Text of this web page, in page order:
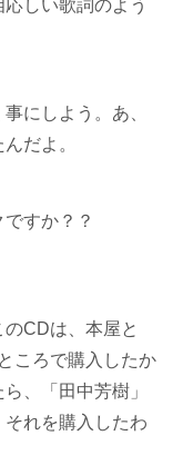
しい歌詞のよう
にしよう。あ、
だよ。
ですか？？
CDは、本屋と
ころで購入したか
、「田中芳樹」
れを購入したわ